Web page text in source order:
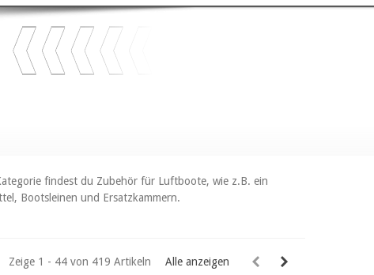
findest du Zubehör für Luftboote, wie z.B. ein
Bootsleinen und Ersatzkammern.
Alle anzeigen
Zeige 1 - 44 von 419 Artikeln